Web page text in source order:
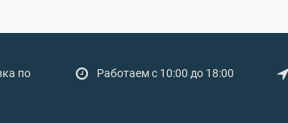
по
Работаем с 10:00 до 18:00